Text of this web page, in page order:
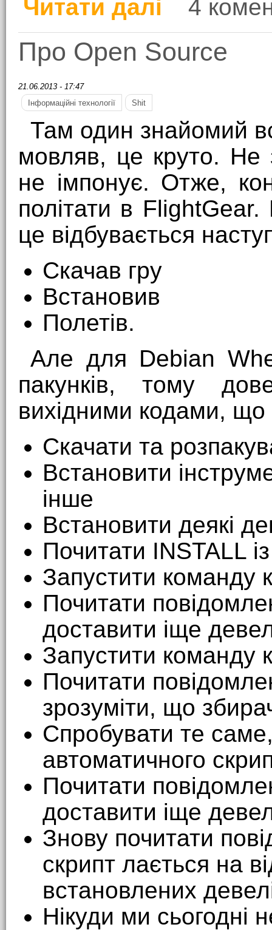
Читати далі 4
Про Open Source
21.06.2013 - 17:47
Інформаційні технології
Shit
Там один знайомий
мовляв, це круто. Не
не імпонує. Отже,
політати в
це відбувається
Скачав гру
Встановив
Полетів.
Але для Debian
пакунків, тому
вихідними кодами,
Скачати та
Встановити
інше
Встановити деякі
Почитати INSTALL
Запустити команду
Почитати
доставити іще
Запустити команду
Почитати
зрозуміти, що
Спробувати те
автоматичного
Почитати
доставити іще
Знову почитати
скрипт лається на
встановлених
Нікуди ми сьогодні